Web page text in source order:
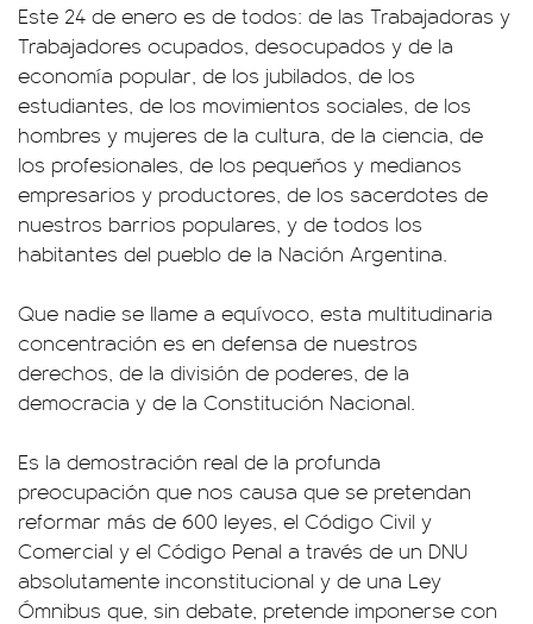
Este 24 de enero es de todos: de las Trabajadoras y
Trabajadores ocupados, desocupados y de la
economía popular, de los jubilados, de los
estudiantes, de los movimientos sociales, de los
hombres y mujeres de la cultura, de la ciencia, de
los profesionales, de los pequeños y medianos
empresarios y productores, de los sacerdotes de
nuestros barrios populares, y de todos los
habitantes del pueblo de la Nación Argentina.
Que nadie se llame a equívoco, esta multitudinaria
concentración es en defensa de nuestros
derechos, de la división de poderes, de la
democracia y de la Constitución Nacional.
Es la demostración real de la profunda
preocupación que nos causa que se pretendan
reformar más de 600 leyes, el Código Civil y
Comercial y el Código Penal a través de un DNU
absolutamente inconstitucional y de una Ley
Ómnibus que, sin debate, pretende imponerse con